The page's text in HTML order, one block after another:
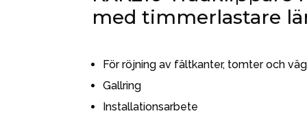
med timmerlastare
För röjning av fältkanter, tomter och
Gallring
Installationsarbete